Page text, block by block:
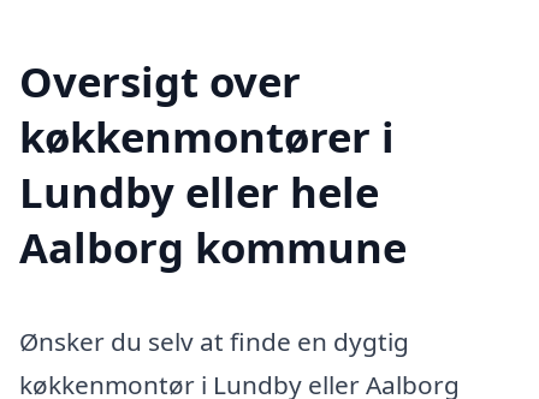
Oversigt over
køkkenmontører i
Lundby eller hele
Aalborg kommune
Ønsker du selv at finde en dygtig
køkkenmontør i Lundby eller Aalborg